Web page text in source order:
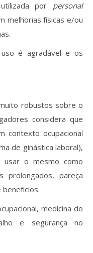
por personal
melhorias físicas e/ou
é agradável e os
robustos sobre o
considera que
contexto ocupacional
de ginástica laboral),
usar o mesmo como
prolongados, pareça
medicina do
e segurança no